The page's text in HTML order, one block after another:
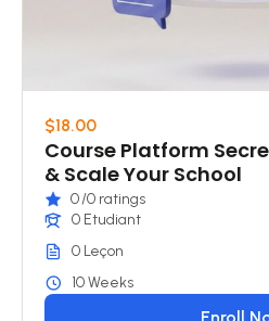
$18.00
Course Platform
& Scale Your School
0/0 ratings
0 Etudiant
0 Leçon
10 Weeks